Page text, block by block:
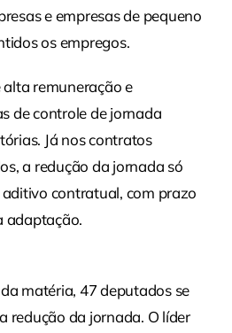
e empresas de pequeno
os empregos.
remuneração e
de controle de jornada
Já nos contratos
a redução da jornada só
contratual, com prazo
adaptação.
matéria, 47 deputados se
redução da jornada. O líder